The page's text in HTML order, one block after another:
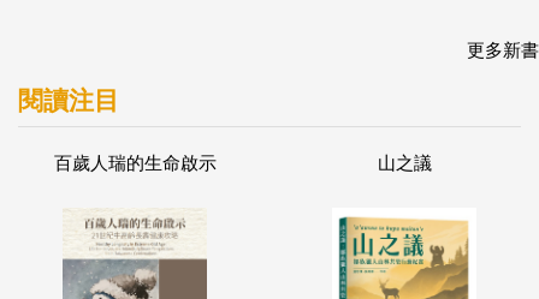
更多新書
閱讀注目
百歲人瑞的生命啟示 山之議